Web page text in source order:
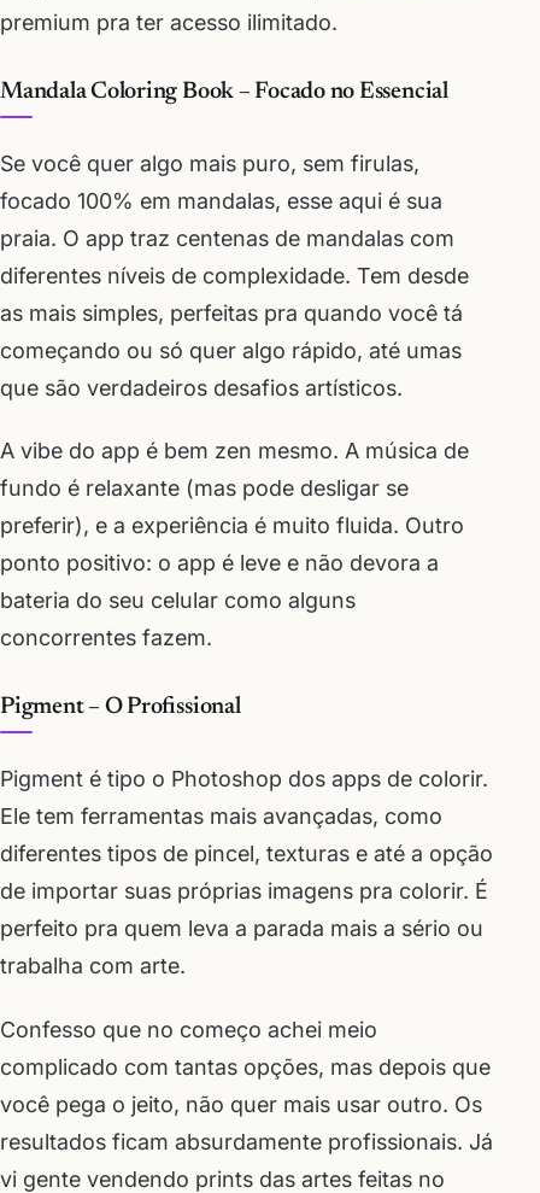
premium pra ter acesso ilimitado.
Mandala Coloring Book – Focado no Essencial
Se você quer algo mais puro, sem firulas,
focado 100% em mandalas, esse aqui é sua
praia. O app traz centenas de mandalas com
diferentes níveis de complexidade. Tem desde
as mais simples, perfeitas pra quando você tá
começando ou só quer algo rápido, até umas
que são verdadeiros desafios artísticos.
A vibe do app é bem zen mesmo. A música de
fundo é relaxante (mas pode desligar se
preferir), e a experiência é muito fluida. Outro
ponto positivo: o app é leve e não devora a
bateria do seu celular como alguns
concorrentes fazem.
Pigment – O Profissional
Pigment é tipo o Photoshop dos apps de colorir.
Ele tem ferramentas mais avançadas, como
diferentes tipos de pincel, texturas e até a opção
de importar suas próprias imagens pra colorir. É
perfeito pra quem leva a parada mais a sério ou
trabalha com arte.
Confesso que no começo achei meio
complicado com tantas opções, mas depois que
você pega o jeito, não quer mais usar outro. Os
resultados ficam absurdamente profissionais. Já
vi gente vendendo prints das artes feitas no